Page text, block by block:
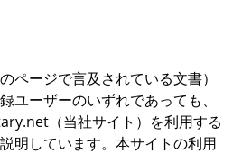
ページで言及されている文書）
ユーザーのいずれであっても、
（当社サイト）を利用する
明しています。本サイトの利用